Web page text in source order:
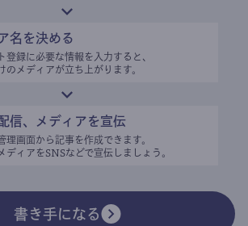
名を決める
登録に必要な情報を入力すると、
のメディアが立ち上がります。
信、メディアを宣伝
理画面から記事を作成できます。
ディアをSNSなどで宣伝しましょう。
書き手になる